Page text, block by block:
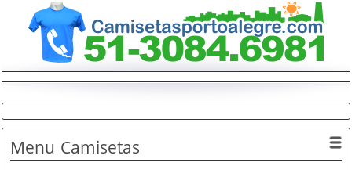
Menu Camisetas